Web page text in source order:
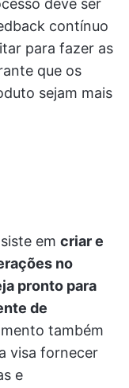
deve ser
contínuo
para fazer as
que os
sejam mais
em criar e
no
pronto para
de
também
visa fornecer
e